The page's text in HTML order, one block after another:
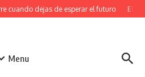
cuando dejas de esperar el futuro El
Menu